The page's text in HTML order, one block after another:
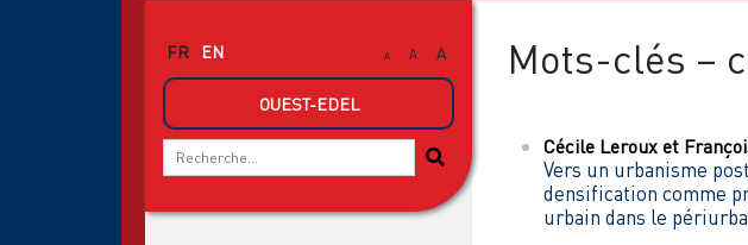
FR EN A A A
OUEST-EDEL
Mots-clés –
Cécile Leroux et
Vers un urbanisme
densification comme
urbain dans le